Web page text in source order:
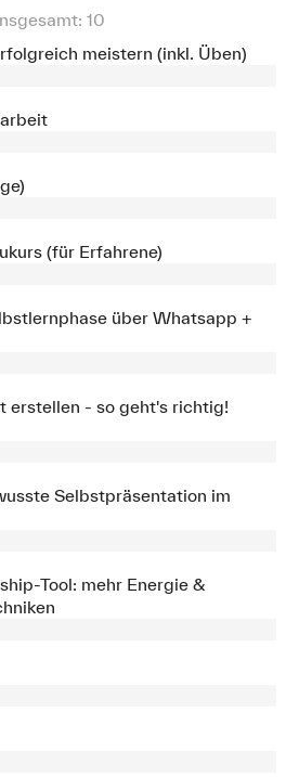
10
meistern (inkl. Üben)
(für Erfahrene)
über Whatsapp +
erstellen - so geht's richtig!
Selbstpräsentation im
Tool: mehr Energie &